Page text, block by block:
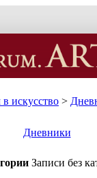
искусство >
Дневники
Записи без